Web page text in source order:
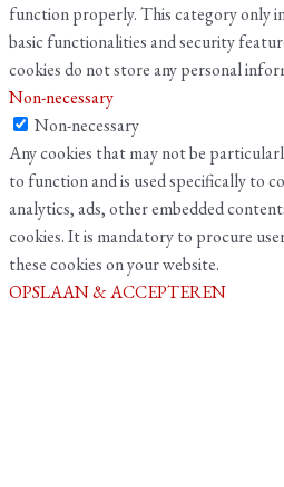
function properly. This category only
basic functionalities and security
cookies do not store any personal
Non-necessary
Non-necessary
Any cookies that may not be
to function and is used specifically to
analytics, ads, other embedded
cookies. It is mandatory to procure
these cookies on your website.
OPSLAAN & ACCEPTEREN